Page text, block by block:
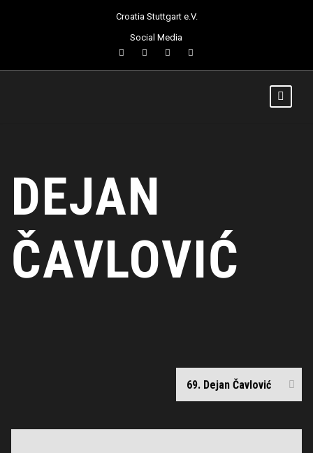
Croatia Stuttgart e.V.
Social Media
DEJAN
ČAVLOVIĆ